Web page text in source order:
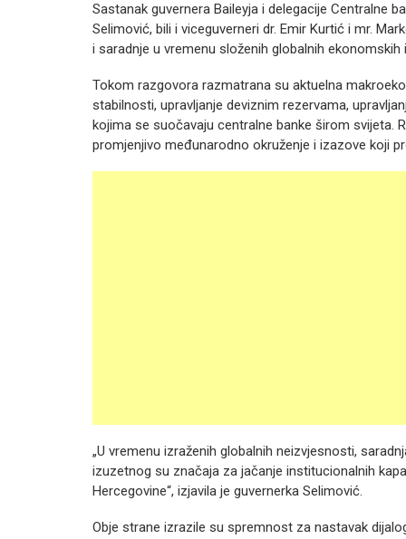
Sastanak guvernera Baileyja i delegacije Centralne
Selimović, bili i viceguverneri dr. Emir Kurtić i mr.
i saradnje u vremenu složenih globalnih
Tokom razgovora razmatrana su aktuelna
stabilnosti, upravljanje deviznim rezervama,
kojima se suočavaju centralne banke širom svijeta.
promjenjivo međunarodno okruženje i izazove koji
„U vremenu izraženih globalnih neizvjesnosti,
izuzetnog su značaja za jačanje institucionalnih
Hercegovine“, izjavila je guvernerka Selimović.
Obje strane izrazile su spremnost za nastavak